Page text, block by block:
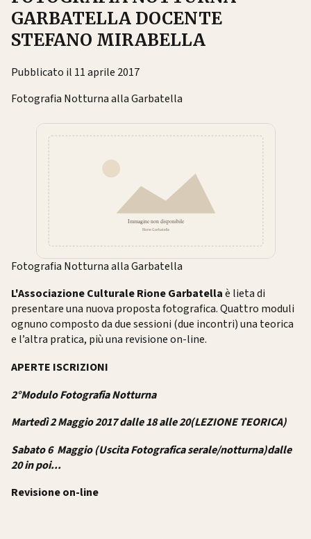
GARBATELLA DOCENTE
STEFANO MIRABELLA
Pubblicato il 11 aprile 2017
Fotografia Notturna alla Garbatella
Fotografia Notturna alla Garbatella
L'Associazione Culturale Rione Garbatellaè lieta di
presentare una nuova proposta fotografica. Quattro moduli
ognuno composto da due sessioni (due incontri) una teorica
e l’altra pratica, più una revisione on-line.
APERTE ISCRIZIONI
2°ModuloFotografia Notturna
Martedì 2 Maggio 2017 dalle 18 alle 20(LEZIONE TEORICA)
Sabato 6 Maggio (Uscita Fotografica serale/notturna)dalle
20 in poi...
Revisione on-line